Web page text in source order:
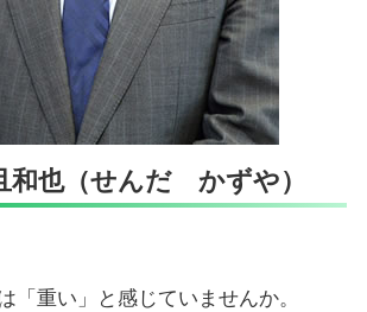
也（せんだ かずや）
「重い」と感じていませんか。